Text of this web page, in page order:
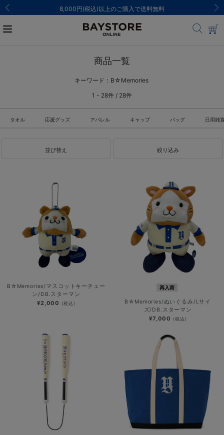
ご注文集中による発送についてのお知らせ
商品一覧
キーワード：B☆Memories
1 - 28件 / 28件
タオル 応援グッズ アパレル キャップ バッグ 日用雑
並び替え 絞り込み
B☆Memories/マスコットキーチェー
ン/DB.スターマン
¥2,000 (税込)
再入荷
B☆Memories/ぬいぐるみ/Lサイ
ズ/DB.スターマン
¥7,000 (税込)